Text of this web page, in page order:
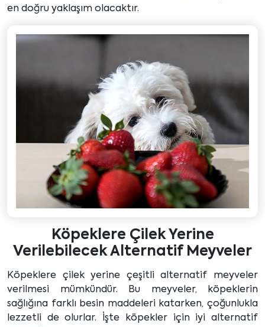
en doğru yaklaşım olacaktır.
Köpeklere Çilek Yerine
Verilebilecek Alternatif Meyveler
Köpeklere çilek yerine çeşitli alternatif meyveler
verilmesi mümkündür. Bu meyveler, köpeklerin
sağlığına farklı besin maddeleri katarken, çoğunlukla
lezzetli de olurlar. İşte köpekler için iyi alternatif